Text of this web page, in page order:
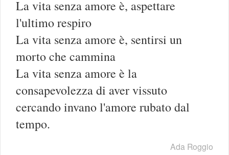
La vita senza amore è, aspettare
l'ultimo respiro
La vita senza amore è, sentirsi un
morto che cammina
La vita senza amore è la
consapevolezza di aver vissuto
cercando invano l'amore rubato dal
tempo.
Ada Roggio